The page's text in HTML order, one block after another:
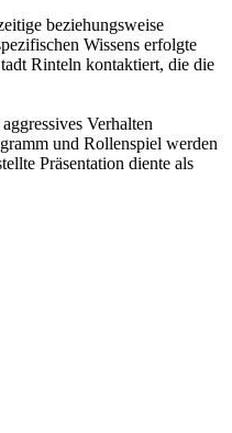
beziehungsweise
Wissens erfolgte
Rinteln kontaktiert, die die
Verhalten
und Rollenspiel werden
Präsentation diente als